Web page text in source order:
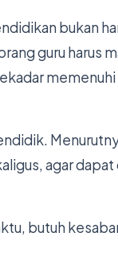
bukan
guru harus
agar
butuh